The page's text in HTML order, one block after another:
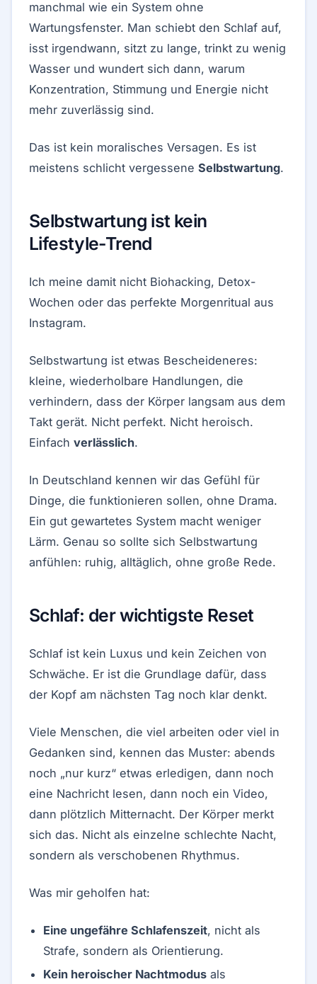
manchmal wie ein System ohne
Wartungsfenster. Man schiebt den Schlaf auf,
isst irgendwann, sitzt zu lange, trinkt zu wenig
Wasser und wundert sich dann, warum
Konzentration, Stimmung und Energie nicht
mehr zuverlässig sind.
Das ist kein moralisches Versagen. Es ist
meistens schlicht vergessene Selbstwartung.
Selbstwartung ist kein
Lifestyle-Trend
Ich meine damit nicht Biohacking, Detox-
Wochen oder das perfekte Morgenritual aus
Instagram.
Selbstwartung ist etwas Bescheideneres:
kleine, wiederholbare Handlungen, die
verhindern, dass der Körper langsam aus dem
Takt gerät. Nicht perfekt. Nicht heroisch.
Einfach verlässlich.
In Deutschland kennen wir das Gefühl für
Dinge, die funktionieren sollen, ohne Drama.
Ein gut gewartetes System macht weniger
Lärm. Genau so sollte sich Selbstwartung
anfühlen: ruhig, alltäglich, ohne große Rede.
Schlaf: der wichtigste Reset
Schlaf ist kein Luxus und kein Zeichen von
Schwäche. Er ist die Grundlage dafür, dass
der Kopf am nächsten Tag noch klar denkt.
Viele Menschen, die viel arbeiten oder viel in
Gedanken sind, kennen das Muster: abends
noch „nur kurz“ etwas erledigen, dann noch
eine Nachricht lesen, dann noch ein Video,
dann plötzlich Mitternacht. Der Körper merkt
sich das. Nicht als einzelne schlechte Nacht,
sondern als verschobenen Rhythmus.
Was mir geholfen hat:
Eine ungefähre Schlafenszeit, nicht als
Strafe, sondern als Orientierung.
Kein heroischer Nachtmodus als